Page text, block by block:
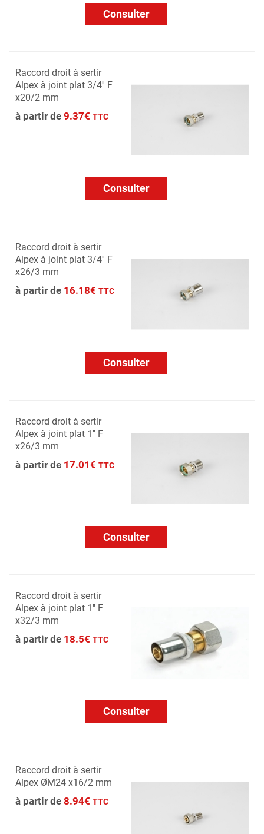
Consulter
Raccord droit à sertir
Alpex à joint plat 3/4'' F
x20/2 mm
à partir de 9.37€ TTC
Consulter
Raccord droit à sertir
Alpex à joint plat 3/4'' F
x26/3 mm
à partir de 16.18€ TTC
Consulter
Raccord droit à sertir
Alpex à joint plat 1'' F
x26/3 mm
à partir de 17.01€ TTC
Consulter
Raccord droit à sertir
Alpex à joint plat 1'' F
x32/3 mm
à partir de 18.5€ TTC
Consulter
Raccord droit à sertir
Alpex ØM24 x16/2 mm
à partir de 8.94€ TTC